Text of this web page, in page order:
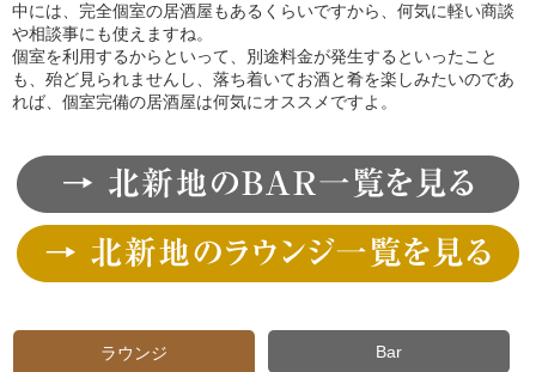
中には、完全個室の居酒屋もあるくらいですから、何気に軽い商談
や相談事にも使えますね。
個室を利用するからといって、別途料金が発生するといったこと
も、殆ど見られませんし、落ち着いてお酒と肴を楽しみたいのであ
れば、個室完備の居酒屋は何気にオススメですよ。
ラウンジ Bar